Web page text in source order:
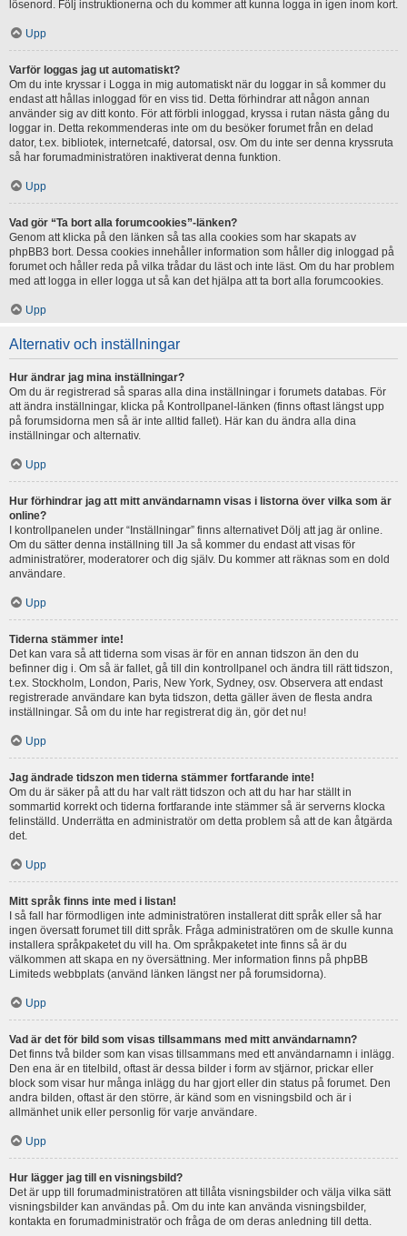
lösenord. Följ instruktionerna och du kommer att kunna logga in igen inom kort.
Upp
Varför loggas jag ut automatiskt?
Om du inte kryssar i Logga in mig automatiskt när du loggar in så kommer du
endast att hållas inloggad för en viss tid. Detta förhindrar att någon annan
använder sig av ditt konto. För att förbli inloggad, kryssa i rutan nästa gång du
loggar in. Detta rekommenderas inte om du besöker forumet från en delad
dator, t.ex. bibliotek, internetcafé, datorsal, osv. Om du inte ser denna kryssruta
så har forumadministratören inaktiverat denna funktion.
Upp
Vad gör “Ta bort alla forumcookies”-länken?
Genom att klicka på den länken så tas alla cookies som har skapats av
phpBB3 bort. Dessa cookies innehåller information som håller dig inloggad på
forumet och håller reda på vilka trådar du läst och inte läst. Om du har problem
med att logga in eller logga ut så kan det hjälpa att ta bort alla forumcookies.
Upp
Alternativ och inställningar
Hur ändrar jag mina inställningar?
Om du är registrerad så sparas alla dina inställningar i forumets databas. För
att ändra inställningar, klicka på Kontrollpanel-länken (finns oftast längst upp
på forumsidorna men så är inte alltid fallet). Här kan du ändra alla dina
inställningar och alternativ.
Upp
Hur förhindrar jag att mitt användarnamn visas i listorna över vilka som är
online?
I kontrollpanelen under “Inställningar” finns alternativet Dölj att jag är online.
Om du sätter denna inställning till Ja så kommer du endast att visas för
administratörer, moderatorer och dig själv. Du kommer att räknas som en dold
användare.
Upp
Tiderna stämmer inte!
Det kan vara så att tiderna som visas är för en annan tidszon än den du
befinner dig i. Om så är fallet, gå till din kontrollpanel och ändra till rätt tidszon,
t.ex. Stockholm, London, Paris, New York, Sydney, osv. Observera att endast
registrerade användare kan byta tidszon, detta gäller även de flesta andra
inställningar. Så om du inte har registrerat dig än, gör det nu!
Upp
Jag ändrade tidszon men tiderna stämmer fortfarande inte!
Om du är säker på att du har valt rätt tidszon och att du har har ställt in
sommartid korrekt och tiderna fortfarande inte stämmer så är serverns klocka
felinställd. Underrätta en administratör om detta problem så att de kan åtgärda
det.
Upp
Mitt språk finns inte med i listan!
I så fall har förmodligen inte administratören installerat ditt språk eller så har
ingen översatt forumet till ditt språk. Fråga administratören om de skulle kunna
installera språkpaketet du vill ha. Om språkpaketet inte finns så är du
välkommen att skapa en ny översättning. Mer information finns på phpBB
Limiteds webbplats (använd länken längst ner på forumsidorna).
Upp
Vad är det för bild som visas tillsammans med mitt användarnamn?
Det finns två bilder som kan visas tillsammans med ett användarnamn i inlägg.
Den ena är en titelbild, oftast är dessa bilder i form av stjärnor, prickar eller
block som visar hur många inlägg du har gjort eller din status på forumet. Den
andra bilden, oftast är den större, är känd som en visningsbild och är i
allmänhet unik eller personlig för varje användare.
Upp
Hur lägger jag till en visningsbild?
Det är upp till forumadministratören att tillåta visningsbilder och välja vilka sätt
visningsbilder kan användas på. Om du inte kan använda visningsbilder,
kontakta en forumadministratör och fråga de om deras anledning till detta.